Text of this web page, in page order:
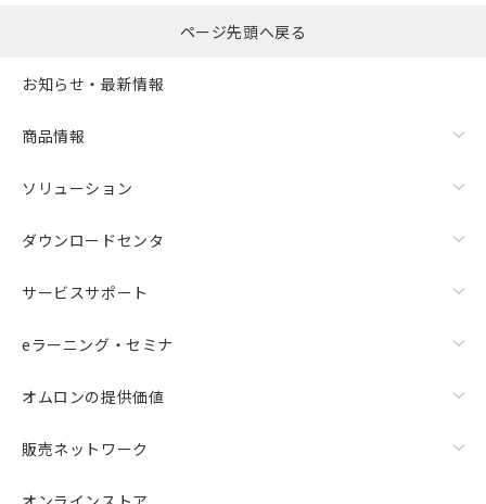
ページ先頭へ戻る
お知らせ・最新情報
商品情報
ソリューション
ダウンロードセンタ
サービスサポート
eラーニング・セミナ
オムロンの提供価値
販売ネットワーク